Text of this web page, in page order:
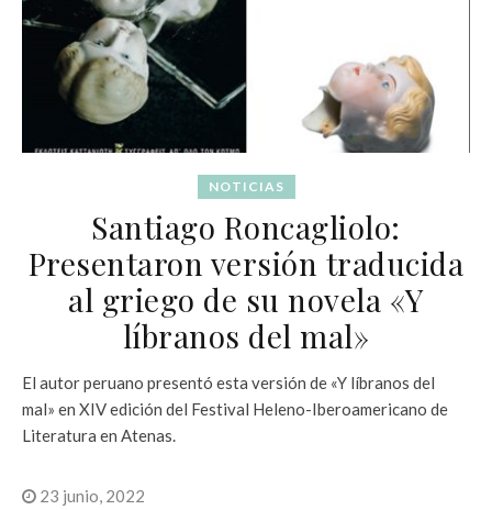
NOTICIAS
Santiago Roncagliolo:
Presentaron versión traducida
al griego de su novela «Y
líbranos del mal»
El autor peruano presentó esta versión de «Y líbranos del
mal» en XIV edición del Festival Heleno-Iberoamericano de
Literatura en Atenas.
23 junio, 2022